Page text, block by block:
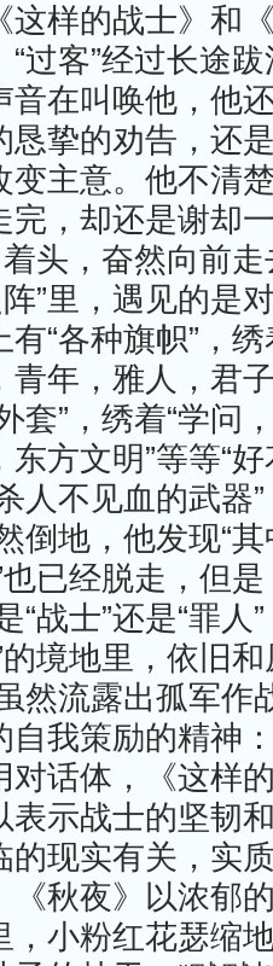
这样的战士》和
过客”经过长途
音在叫唤他，他
恳挚的劝告，还
变主意。他不清
，却还是谢却
头，奋然向前
”里，遇见的是
“各种旗帜”，
年，雅人，君
套”，绣着“学问
方文明”等等“
不见血的武器”
倒地，他发现“
已经脱走，但
“战士”还是“罪人
的境地里，依旧
然流露出孤军作
自我策励的精神
对话体，《这样
表示战士的坚韧
的现实有关，实
《秋夜》以浓郁
，小粉红花瑟缩